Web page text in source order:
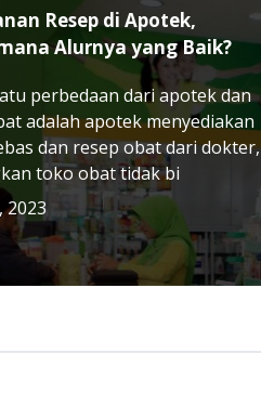
Resep di Apotek,
Alurnya yang Baik?
perbedaan dari apotek dan
adalah apotek menyediakan
dan resep obat dari dokter,
toko obat tidak bi
2023